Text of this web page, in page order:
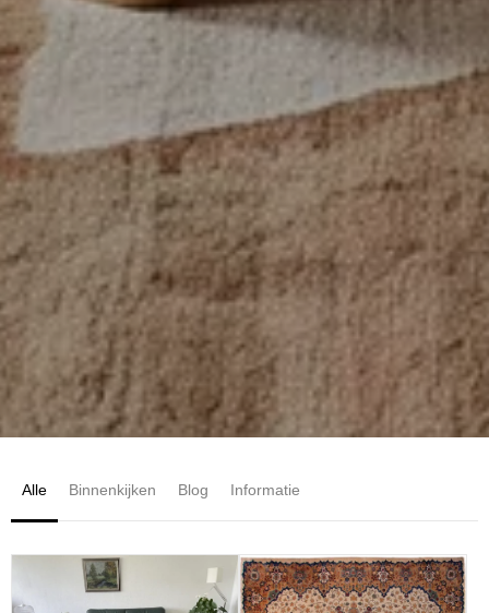
Alle Binnenkijken Blog Informatie